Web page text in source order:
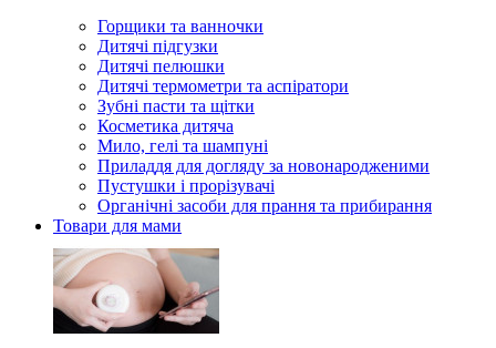
Горщики та ванночки
Дитячі підгузки
Дитячі пелюшки
Дитячі термометри та аспіратори
Зубні пасти та щітки
Косметика дитяча
Мило, гелі та шампуні
Приладдя для догляду за новонародженими
Пустушки і прорізувачі
Органічні засоби для прання та прибирання
Товари для мами